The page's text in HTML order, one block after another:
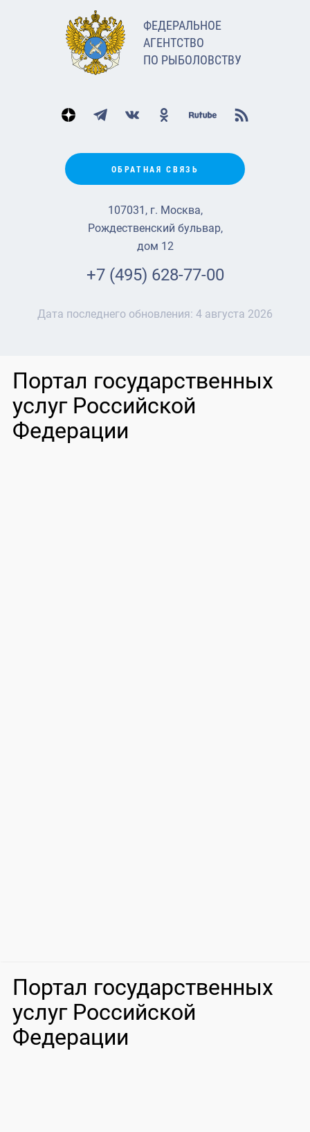
ФЕДЕРАЛЬНОЕ
АГЕНТСТВО
ПО РЫБОЛОВСТВУ
ОБРАТНАЯ СВЯЗЬ
107031, г. Москва,
Рождественский бульвар,
дом 12
+7 (495) 628-77-00
Дата последнего обновления: 4 августа 2026
Портал государственных
услуг Российской
Федерации
Портал государственных
услуг Российской
Федерации